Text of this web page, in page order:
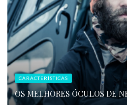
CARACTERÍSTICAS
OS MELHORES ÓCULOS DE